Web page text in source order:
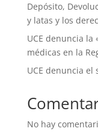
Depósito,
y latas y los
UCE denuncia la
médicas en la
UCE denuncia
No hay